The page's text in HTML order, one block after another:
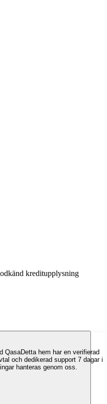
kreditupplysning
QasaDetta hem har en verifierad
och dedikerad support 7 dagar i
hanteras genom oss.